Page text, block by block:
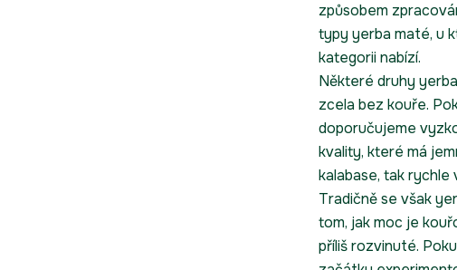
způsobem
typy yerba maté, u
kategorii nabízí.
Některé druhy
zcela bez kouře.
doporučujeme
kvality, které má
kalabase, tak rychle
Tradičně se však
tom, jak moc je
příliš rozvinuté.